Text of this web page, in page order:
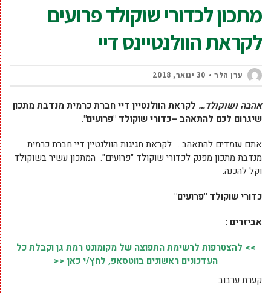
מתכון לכדורי שוקולד פרועים
לקראת הוולנטיינס דיי
ערן הלר 30 ינואר, 2018
אהבה ושוקולד… לקראת הוולנטיין דייחברת כרמית מנדבת מתכון
שיגרום לכם להתאהב –כדורי שוקולד "פרועים".
אתם עומדים להתאהב … לקראת חגיגות הוולנטיין דיי חברת כרמית
מנדבת מתכון מפנק לכדורי שוקולד "פרועים". המתכון עשיר בשוקולד
וקל להכנה.
כדורי שוקולד "פרועים"
אביזרים :
>> להצטרפות לרשימת התפוצה של מקומונט רמת גן וקבלת כל
העדכונים ראשונים בווטסאפ, לחץ/י כאן <<
קערת ערבוב